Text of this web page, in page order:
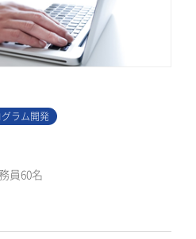
ラム開発
員60名